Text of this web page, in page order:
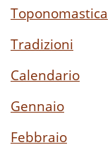
Toponomastica
Tradizioni
Calendario
Gennaio
Febbraio